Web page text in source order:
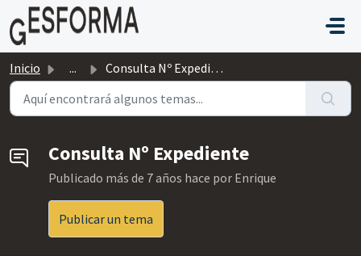
Saltar al contenido principal
Inicio ... Consulta Nº Expediente
Consulta Nº Expediente
Publicado más de 7 años hace por Enrique
Publicar un tema